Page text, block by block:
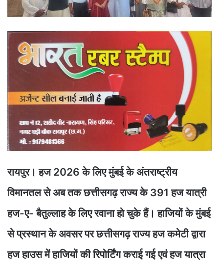
रायपुर। हज 2026 के लिए मुंबई के अंतराष्ट्रीय
विमानतल से अब तक छत्तीसगढ़ राज्य के 391 हज यात्री
हज-ए- बैतुल्लाह के लिए रवाना हो चुके हैं। हाजियों के मुंबई
से प्रस्थान के अवसर पर छत्तीसगढ़ राज्य हज कमेटी द्वारा
हज हाउस में हाजियों की रिपोर्टिंग कराई गई एवं हज यात्रा